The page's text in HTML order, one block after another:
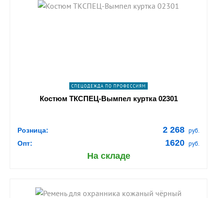
shopping_cart В КОРЗИНУ
СПЕЦОДЕЖДА ПО ПРОФЕССИЯМ
Костюм ТКСПЕЦ-Вымпел куртка 02301
Розница: 2 268 руб.
Опт: 1620 руб.
На складе